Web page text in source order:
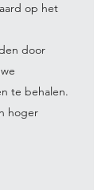
op het
door
te behalen.
hoger